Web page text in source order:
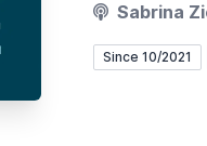
Sabrina
Since 10/2021